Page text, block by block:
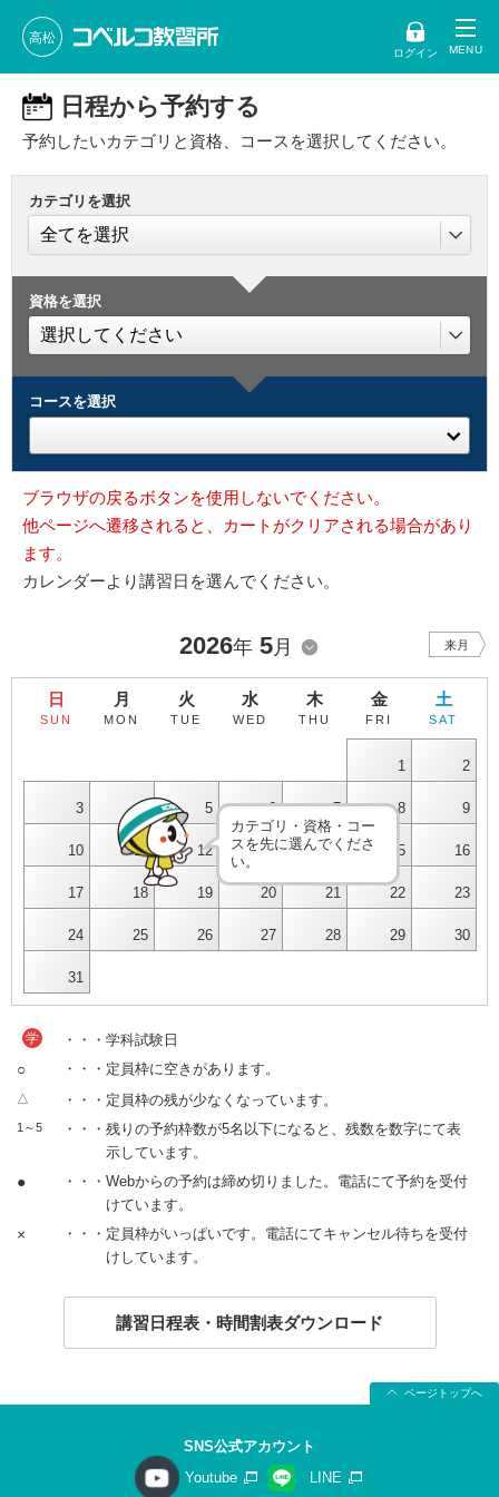
高松
ログイン
日程から予約する
予約したいカテゴリと資格、コースを選択してください。
カテゴリを選択
資格を選択
コースを選択
ブラウザの戻るボタンを使用しないでください。
他ページへ遷移されると、カートがクリアされる場合があり
ます。
カレンダーより講習日を選んでください。
2026年 5月 来月
日
SUN
月
MON
火
TUE
水
WED
木
THU
金
FRI
土
SAT
1 2
3 4 5 6 7 8 9
10 11 12 13 14 15 16
17 18 19 20 21 22 23
24 25 26 27 28 29 30
31
カテゴリ・資格・コー
スを先に選んでくださ
い。
学 ・・・学科試験日
○ ・・・定員枠に空きがあります。
△ ・・・定員枠の残が少なくなっています。
1～5
・・・残りの予約枠数が5名以下になると、残数を数字にて表
示しています。
●
・・・Webからの予約は締め切りました。電話にて予約を受付
けています。
×
・・・定員枠がいっぱいです。電話にてキャンセル待ちを受付
けしています。
講習日程表・時間割表ダウンロード
ページトップへ
SNS公式アカウント
Youtube
LINE